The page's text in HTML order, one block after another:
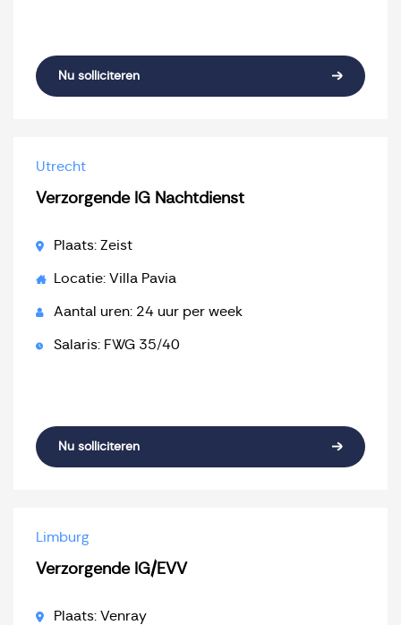
Nu solliciteren
Utrecht
Verzorgende IG Nachtdienst
Plaats: Zeist
Locatie: Villa Pavia
Aantal uren: 24 uur per week
Salaris: FWG 35/40
Nu solliciteren
Limburg
Verzorgende IG/EVV
Plaats: Venray